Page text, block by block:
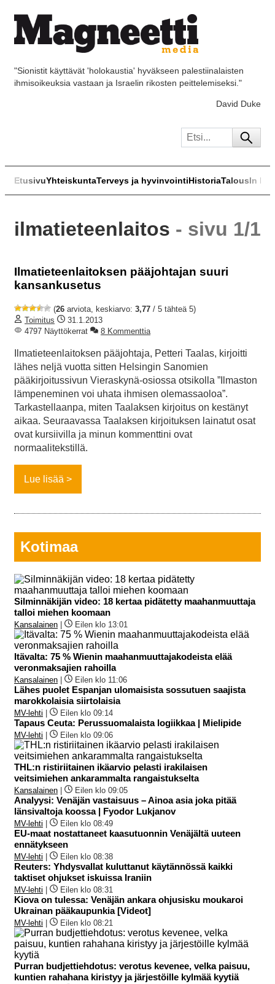
"Sionistit käyttävät 'holokaustia' hyväkseen palestiinalaisten
ihmisoikeuksia vastaan ja Israelin rikosten peittelemiseksi."
David Duke
EtusivuYhteiskuntaTerveys ja hyvinvointiHistoriaTalousIn
ilmatieteenlaitos - sivu 1/1
Ilmatieteenlaitoksen pääjohtajan suuri
kansankusetus
(26 arviota, keskiarvo: 3,77 / 5 tähteä 5)
Toimitus
31.1.2013
4797 Näyttökerrat
8 Kommenttia
Ilmatieteenlaitoksen pääjohtaja, Petteri Taalas, kirjoitti
lähes neljä vuotta sitten Helsingin Sanomien
pääkirjoitussivun Vieraskynä-osiossa otsikolla ”Ilmaston
lämpeneminen voi uhata ihmisen olemassaoloa”.
Tarkastellaanpa, miten Taalaksen kirjoitus on kestänyt
aikaa. Seuraavassa Taalaksen kirjoituksen lainatut osat
ovat kursiivilla ja minun kommenttini ovat
normaalitekstillä.
Lue lisää
Kotimaa
Silminnäkijän video: 18 kertaa pidätetty maahanmuuttaja
talloi miehen koomaan
Kansalainen Eilen klo 13:01
Itävalta: 75 % Wienin maahanmuuttajakodeista elää
veronmaksajien rahoilla
Kansalainen Eilen klo 11:06
Lähes puolet Espanjan ulomaisista sossutuen saajista
marokkolaisia siirtolaisia
MV-lehti Eilen klo 09:14
Tapaus Ceuta: Perussuomalaista logiikkaa | Mielipide
MV-lehti Eilen klo 09:06
THL:n ristiriitainen ikäarvio pelasti irakilaisen
veitsimiehen ankarammalta rangaistukselta
Kansalainen Eilen klo 09:05
Analyysi: Venäjän vastaisuus – Ainoa asia joka pitää
länsivaltoja koossa | Fyodor Lukjanov
MV-lehti Eilen klo 08:49
EU-maat nostattaneet kaasutuonnin Venäjältä uuteen
ennätykseen
MV-lehti Eilen klo 08:38
Reuters: Yhdysvallat kuluttanut käytännössä kaikki
taktiset ohjukset iskuissa Iraniin
MV-lehti Eilen klo 08:31
Kiova on tulessa: Venäjän ankara ohjusisku moukaroi
Ukrainan pääkaupunkia [Videot]
MV-lehti Eilen klo 08:21
Purran budjettiehdotus: verotus kevenee, velka paisuu,
kuntien rahahana kiristyy ja järjestöille kylmää kyytiä